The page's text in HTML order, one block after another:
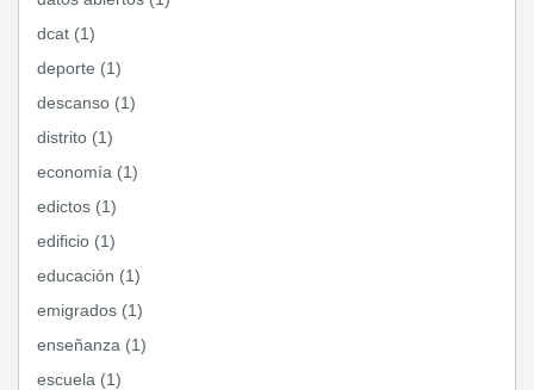
dcat (1)
deporte (1)
descanso (1)
distrito (1)
economía (1)
edictos (1)
edificio (1)
educación (1)
emigrados (1)
enseñanza (1)
escuela (1)